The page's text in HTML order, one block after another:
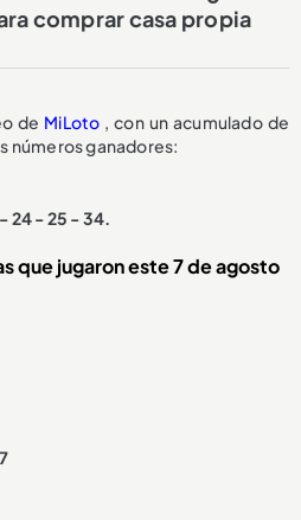
comprar casa propia
de MiLoto , con un acumulado de
números ganadores:
24 - 25 - 34.
que jugaron este 7 de agosto